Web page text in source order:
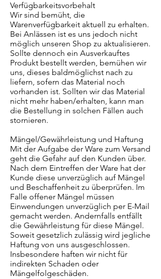
Verfügbarkeitsvorbehalt
Wir sind bemüht, die
Warenverfügbarkeit aktuell zu erhalten.
Bei Anlässen ist es uns jedoch nicht
möglich unseren Shop zu aktualisieren.
Sollte dennoch ein Ausverkauftes
Produkt bestellt werden, bemühen wir
uns, dieses baldmöglichst nach zu
liefern, sofern das Material noch
vorhanden ist. Sollten wir das Material
nicht mehr haben/erhalten, kann man
die Bestellung in solchen Fällen auch
stornieren.
Mängel/Gewährleistung und Haftung
Mit der Aufgabe der Ware zum Versand
geht die Gefahr auf den Kunden über.
Nach dem Eintreffen der Ware hat der
Kunde diese unverzüglich auf Mängel
und Beschaffenheit zu überprüfen. Im
Falle offener Mängel müssen
Einwendungen unverzüglich per E-Mail
gemacht werden. Andernfalls entfällt
die Gewährleistung für diese Mängel.
Soweit gesetzlich zulässig wird jegliche
Haftung von uns ausgeschlossen.
Insbesondere haften wir nicht für
indirekten Schaden oder
Mängelfolgeschäden.